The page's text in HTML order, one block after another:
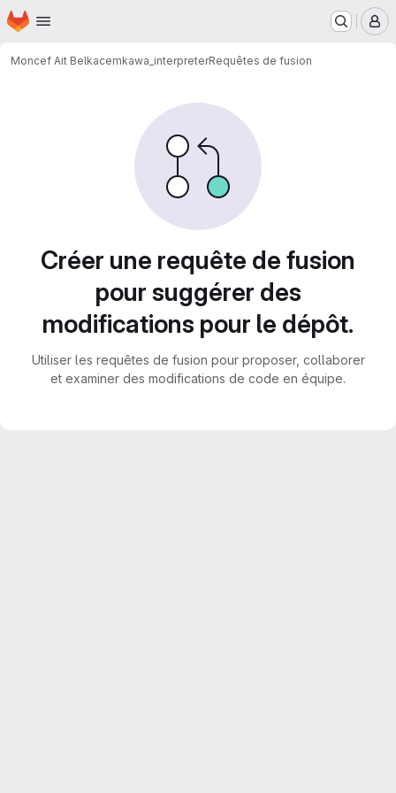
Passer au contenu principal
Page d'accueil
Moncef Ait Belkacemkawa_interpreterRequêtes de fusion
Créer une requête de fusion
pour suggérer des
modifications pour le dépôt.
Utiliser les requêtes de fusion pour proposer, collaborer
et examiner des modifications de code en équipe.